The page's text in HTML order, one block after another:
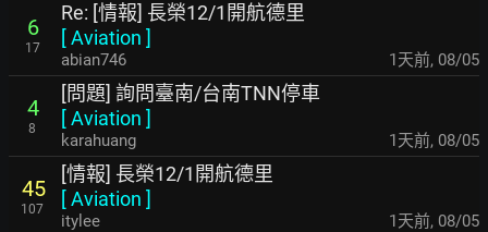
6
17
Re: [情報] 長榮12/1開航德里
[Aviation ]
abian746 1天前, 08/05
4
8
[問題] 詢問臺南/台南TNN停車
[Aviation ]
karahuang 1天前, 08/05
45
107
[情報] 長榮12/1開航德里
[Aviation ]
itylee 1天前, 08/05